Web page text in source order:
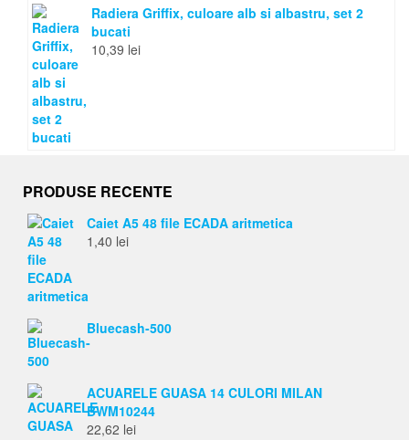
Radiera Griffix, culoare alb si albastru, set 2
bucati
10,39 lei
PRODUSE RECENTE
Caiet A5 48 file ECADA aritmetica
1,40 lei
Bluecash-500
ACUARELE GUASA 14 CULORI MILAN
BWM10244
22,62 lei